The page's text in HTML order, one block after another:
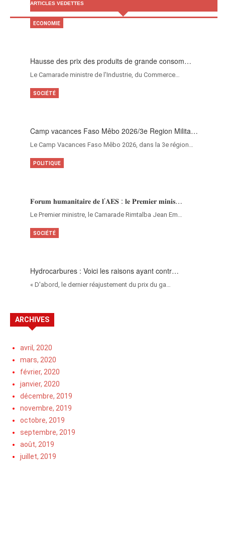
ARTICLES VEDETTES
Hausse des prix des produits de grande consom…
Le Camarade ministre de l'Industrie, du Commerce…
ECONOMIE
Camp vacances Faso Mêbo 2026/3e Region Milita…
Le Camp Vacances Faso Mêbo 2026, dans la 3e région…
SOCIÉTÉ
𝐅𝐨𝐫𝐮𝐦 𝐡𝐮𝐦𝐚𝐧𝐢𝐭𝐚𝐢𝐫𝐞 𝐝𝐞 𝐥’𝐀𝐄𝐒 : 𝐥𝐞 𝐏𝐫𝐞𝐦𝐢𝐞𝐫 𝐦𝐢𝐧𝐢𝐬…
‎Le Premier ministre, le Camarade Rimtalba Jean Em…
POLITIQUE
Hydrocarbures : Voici les raisons ayant contr…
« D'abord, le dernier réajustement du prix du ga…
SOCIÉTÉ
ARCHIVES
avril, 2020
mars, 2020
février, 2020
janvier, 2020
décembre, 2019
novembre, 2019
octobre, 2019
septembre, 2019
août, 2019
juillet, 2019